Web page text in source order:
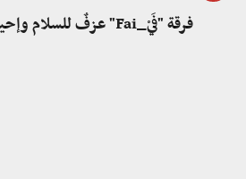
فرقة "فَيْ_Fai" عزفٌ للسلام وإحياءٌ للتراث السوري